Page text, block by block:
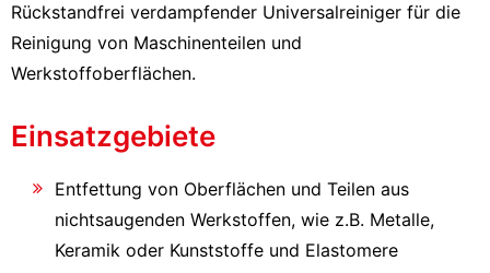
Rückstandfrei verdampfender Universalreiniger für die
Reinigung von Maschinenteilen und
Werkstoffoberflächen.
Einsatzgebiete
Entfettung von Oberflächen und Teilen aus
nichtsaugenden Werkstoffen, wie z.B. Metalle,
Keramik oder Kunststoffe und Elastomere